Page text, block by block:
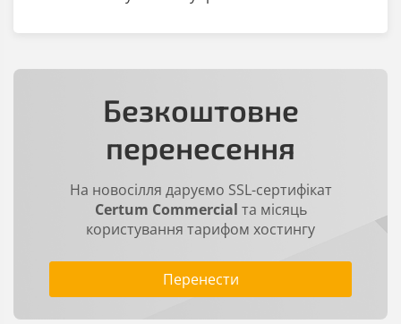
Безкоштовне
перенесення
На новосілля даруємо SSL-сертифікат
Certum Commercial та місяць
користування тарифом хостингу
Перенести